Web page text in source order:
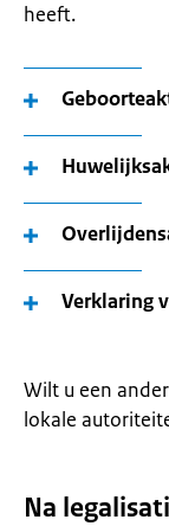
heeft.
Verklaring
Wilt u een
lokale
Na